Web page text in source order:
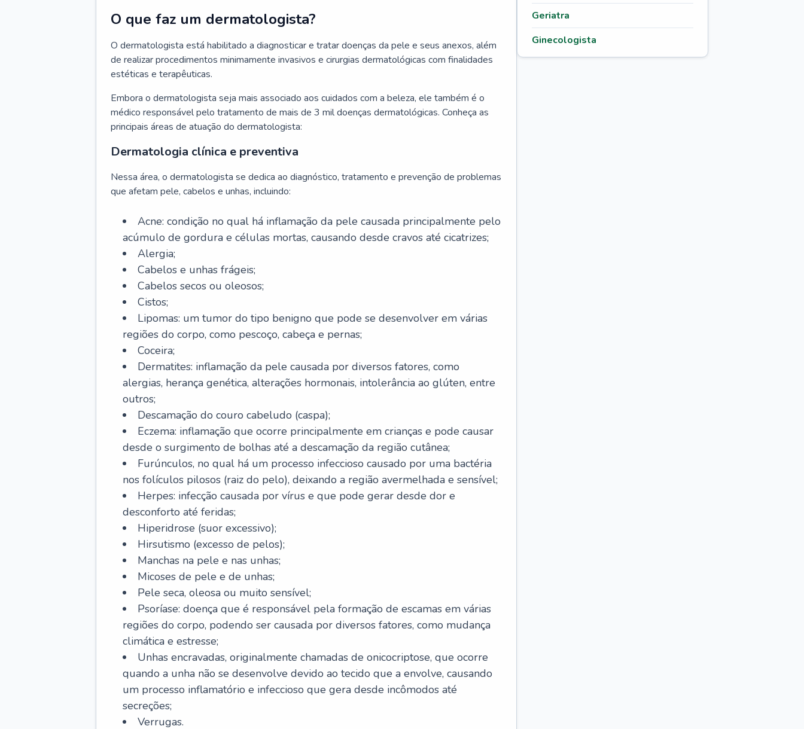
O que faz um dermatologista?
O dermatologista está habilitado a diagnosticar e tratar doenças da pele e seus anexos, além
de realizar procedimentos minimamente invasivos e cirurgias dermatológicas com finalidades
estéticas e terapêuticas.
Embora o dermatologista seja mais associado aos cuidados com a beleza, ele também é o
médico responsável pelo tratamento de mais de 3 mil doenças dermatológicas. Conheça as
principais áreas de atuação do dermatologista:
Dermatologia clínica e preventiva
Nessa área, o dermatologista se dedica ao diagnóstico, tratamento e prevenção de problemas
que afetam pele, cabelos e unhas, incluindo:
Acne: condição no qual há inflamação da pele causada principalmente pelo
acúmulo de gordura e células mortas, causando desde cravos até cicatrizes;
Alergia;
Cabelos e unhas frágeis;
Cabelos secos ou oleosos;
Cistos;
Lipomas: um tumor do tipo benigno que pode se desenvolver em várias
regiões do corpo, como pescoço, cabeça e pernas;
Coceira;
Dermatites: inflamação da pele causada por diversos fatores, como
alergias, herança genética, alterações hormonais, intolerância ao glúten, entre
outros;
Descamação do couro cabeludo (caspa);
Eczema: inflamação que ocorre principalmente em crianças e pode causar
desde o surgimento de bolhas até a descamação da região cutânea;
Furúnculos, no qual há um processo infeccioso causado por uma bactéria
nos folículos pilosos (raiz do pelo), deixando a região avermelhada e sensível;
Herpes: infecção causada por vírus e que pode gerar desde dor e
desconforto até feridas;
Hiperidrose (suor excessivo);
Hirsutismo (excesso de pelos);
Manchas na pele e nas unhas;
Micoses de pele e de unhas;
Pele seca, oleosa ou muito sensível;
Psoríase: doença que é responsável pela formação de escamas em várias
regiões do corpo, podendo ser causada por diversos fatores, como mudança
climática e estresse;
Unhas encravadas, originalmente chamadas de onicocriptose, que ocorre
quando a unha não se desenvolve devido ao tecido que a envolve, causando
um processo inflamatório e infeccioso que gera desde incômodos até
secreções;
Verrugas.
Geriatra
Ginecologista